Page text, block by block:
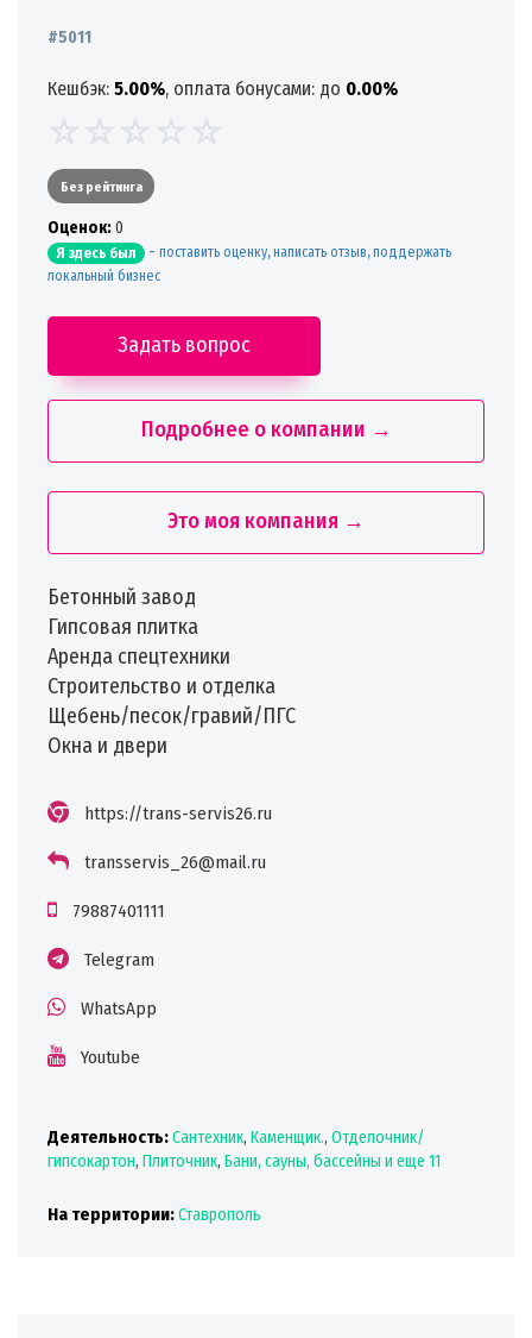
#5011
Кешбэк: 5.00%, оплата бонусами: до 0.00%
Без рейтинга
Oценок:0
Я здесь был - поставить оценку, написать отзыв, поддержать
локальный бизнес
Задать вопрос
Подробнее о компании →
Это моя компания →
Бетонный завод
Гипсовая плитка
Аренда спецтехники
Строительство и отделка
Щебень/песок/гравий/ПГС
Окна и двери
https://trans-servis26.ru
transservis_26@mail.ru
79887401111
Telegram
WhatsApp
Youtube
Деятельность:Сантехник, Каменщик., Отделочник/
гипсокартон, Плиточник, Бани, сауны, бассейны и еще 11
На территории:Ставрополь